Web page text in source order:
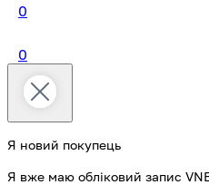
0
0
Я новий покупець
Я вже маю обліковий запис